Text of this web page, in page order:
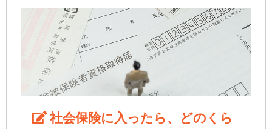
社会保険に入ったら、どのくら